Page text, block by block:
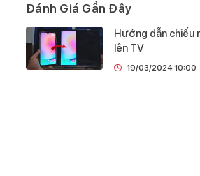
Đánh Giá Gần Đây
19/03/2024 10:00
Hướng dẫn chiếu
lên TV